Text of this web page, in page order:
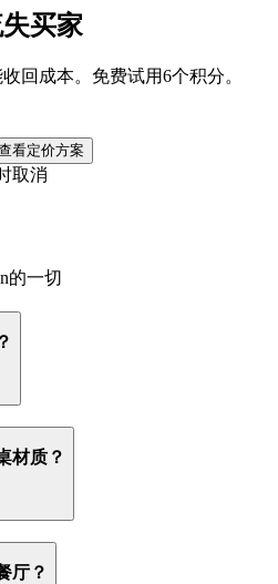
买家
回成本。免费试用6个积分。
看定价方案
取消
的一切
材质？
厅？